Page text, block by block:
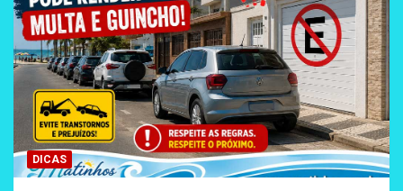
DICAS